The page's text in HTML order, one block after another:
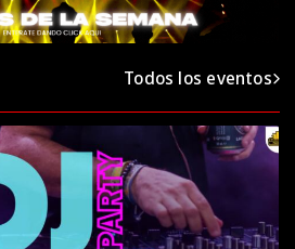
Todos los eventos